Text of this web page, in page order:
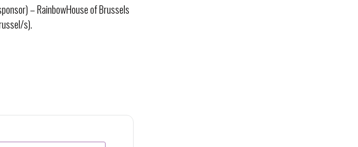
– RainbowHouse of Brussels
s).